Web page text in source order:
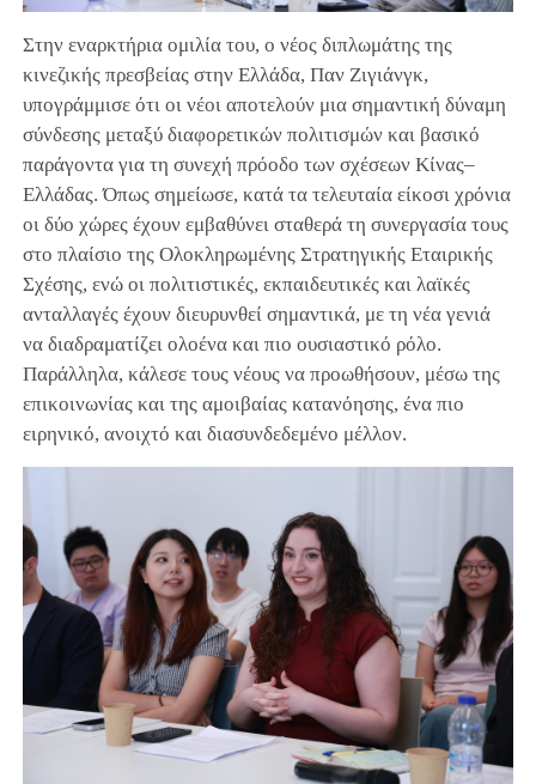
Στην εναρκτήρια ομιλία του, ο νέος διπλωμάτης της
κινεζικής πρεσβείας στην Ελλάδα, Παν Ζιγιάνγκ,
υπογράμμισε ότι οι νέοι αποτελούν μια σημαντική δύναμη
σύνδεσης μεταξύ διαφορετικών πολιτισμών και βασικό
παράγοντα για τη συνεχή πρόοδο των σχέσεων Κίνας–
Ελλάδας. Όπως σημείωσε, κατά τα τελευταία είκοσι χρόνια
οι δύο χώρες έχουν εμβαθύνει σταθερά τη συνεργασία τους
στο πλαίσιο της Ολοκληρωμένης Στρατηγικής Εταιρικής
Σχέσης, ενώ οι πολιτιστικές, εκπαιδευτικές και λαϊκές
ανταλλαγές έχουν διευρυνθεί σημαντικά, με τη νέα γενιά
να διαδραματίζει ολοένα και πιο ουσιαστικό ρόλο.
Παράλληλα, κάλεσε τους νέους να προωθήσουν, μέσω της
επικοινωνίας και της αμοιβαίας κατανόησης, ένα πιο
ειρηνικό, ανοιχτό και διασυνδεδεμένο μέλλον.